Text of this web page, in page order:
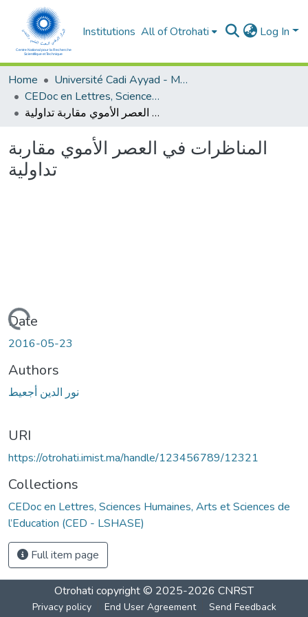
Institutions All of Otrohati Log In
Home
Université Cadi Ayyad - Marrakech
CEDoc en Lettres, Sciences Humaines, Arts et Sciences de l’Education (CED - LSHASE)
المناظرات في العصر الأموي مقاربة تداولية
المناظرات في العصر الأموي مقاربة
تداولية
Loading...
Date
2016-05-23
Authors
نور الدين أجعيط
URI
https://otrohati.imist.ma/handle/123456789/12321
Collections
CEDoc en Lettres, Sciences Humaines, Arts et Sciences de
l’Education (CED - LSHASE)
Full item page
Otrohati copyright © 2025-2026 CNRST
Privacy policy End User Agreement Send Feedback